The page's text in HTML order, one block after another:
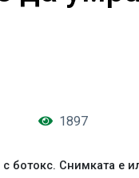
1897
ботокс. Снимката е